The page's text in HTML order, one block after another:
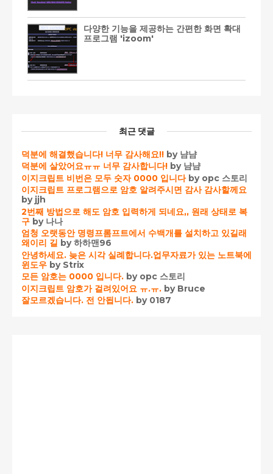
다양한 기능을 제공하는 간편한 화면 확대
프로그램 'izoom'
최근 댓글
덕분에 해결했습니다! 너무 감사해요!! by 냠냠
덕분에 살았어요ㅠㅠ 너무 감사합니다! by 냠냠
이지크립트 비번은 모두 숫자 0000 입니다by opc 스토리
이지크립트 프로그램으로 암호 알려주시면 감사 감사할께요
by jjh
2번째 방법으로 해도 암호 입력하게 되네요,, 원래 상태로 복
구 by 나나
엄청 오랫동안 명령프롬프트에서 수백개를 설치하고 있길래
왜이리 길 by 하하맨96
안녕하세요. 늦은 시각 실례합니다.업무자료가 있는 노트북에
윈도우 by Strix
모든 암호는 0000 입니다. by opc 스토리
이지크립트 암호가 걸려있어요 ㅠ.ㅠ. by Bruce
잘모르겠습니다. 전 안됩니다. by 0187